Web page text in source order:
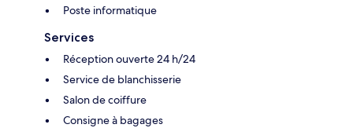
Poste informatique
Services
Réception ouverte 24 h/24
Service de blanchisserie
Salon de coiffure
Consigne à bagages